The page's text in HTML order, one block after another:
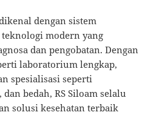
dengan sistem
teknologi modern yang
dan pengobatan. Dengan
laboratorium lengkap,
spesialisasi seperti
bedah, RS Siloam selalu
solusi kesehatan terbaik